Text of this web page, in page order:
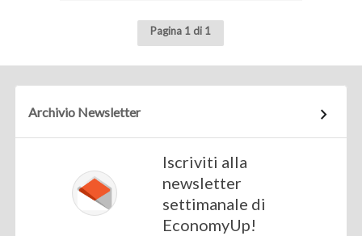
Pagina 1 di 1
Archivio Newsletter
Iscriviti alla
newsletter
settimanale di
EconomyUp!